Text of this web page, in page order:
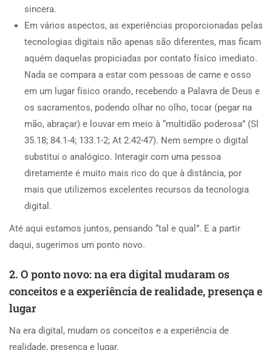
sincera.
Em vários aspectos, as experiências proporcionadas pelas
tecnologias digitais não apenas são diferentes, mas ficam
aquém daquelas propiciadas por contato físico imediato.
Nada se compara a estar com pessoas de carne e osso
em um lugar físico orando, recebendo a Palavra de Deus e
os sacramentos, podendo olhar no olho, tocar (pegar na
mão, abraçar) e louvar em meio à “multidão poderosa” (Sl
35.18; 84.1-4; 133.1-2; At 2.42-47). Nem sempre o digital
substitui o analógico. Interagir com uma pessoa
diretamente é muito mais rico do que à distância, por
mais que utilizemos excelentes recursos da tecnologia
digital.
Até aqui estamos juntos, pensando “tal e qual”. E a partir
daqui, sugerimos um ponto novo.
2. O ponto novo: na era digital mudaram os
conceitos e a experiência de realidade, presença e
lugar
Na era digital, mudam os conceitos e a experiência de
realidade, presença e lugar.